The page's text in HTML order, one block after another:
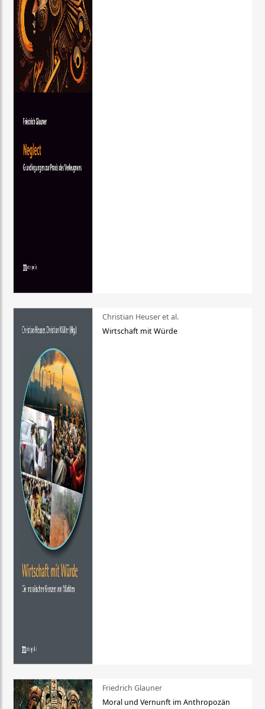
Christian Heuser et al.
Wirtschaft mit Würde
Friedrich Glauner
Moral und Vernunft im Anthropozän